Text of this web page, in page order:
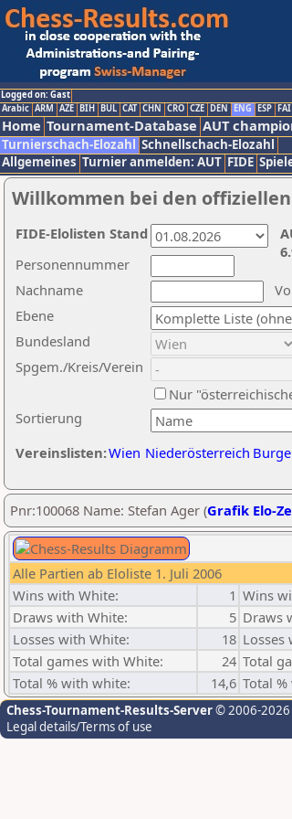
Logged on: Gast
Arabic ARM AZE BIH BUL CAT CHN CRO CZE DEN ENG ESP FAI
Home Tournament-Database AUT
Turnierschach-Elozahl Schnellschach-Elozahl
Allgemeines Turnier anmelden: AUT FIDE
Willkommen bei den offiziellen
Nachname
Ebene
Sortierung
Personennummer
Bundesland
Spgem./Kreis/Verein
Nur
Vereinslisten:Wien Niederösterreich
FIDE-Elolisten Stand
Pnr:100068 Name: Stefan Ager (Grafik Elo-
Alle Partien ab Eloliste 1. Juli 2006
Wins with White:
1 Wins
Draws with White:
5 Draws
Losses with White:
18 Losses
Total games with White:
24 Total
Total % with white:
14,6 Total
Chess-Tournament-Results-Server© 2006-2026
Legal details/Terms of use